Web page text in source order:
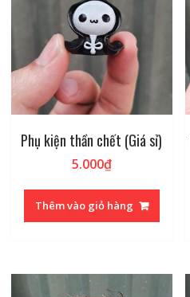
Phụ kiện thần chết (Giá sỉ)
5.000₫
Thêm vào giỏ hàng